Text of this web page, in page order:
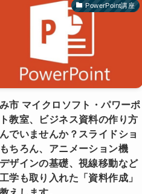
PowerPoint講座
市 マイクロソフト・パワーポ
教室、ビジネス資料の作り方
でいませんか？スライドショ
ちろん、アニメーション機
ザインの基礎、視線移動など
学も取り入れた「資料作成」